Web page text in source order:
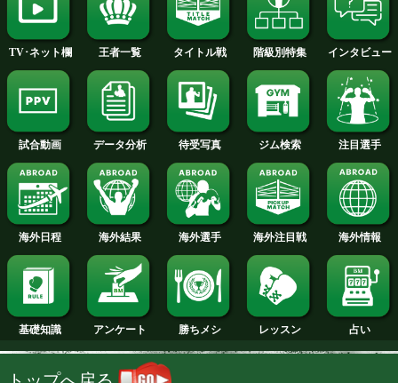
2014年
2013年
2012年
2011年
2010年